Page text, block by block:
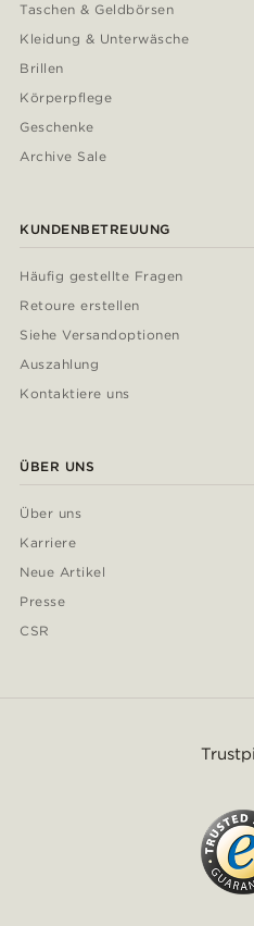
Taschen & Geldbörsen
Kleidung & Unterwäsche
Brillen
Körperpflege
Geschenke
Archive Sale
KUNDENBETREUUNG
Häufig gestellte Fragen
Retoure erstellen
Siehe Versandoptionen
Auszahlung
Kontaktiere uns
ÜBER UNS
Über uns
Karriere
Neue Artikel
Presse
CSR